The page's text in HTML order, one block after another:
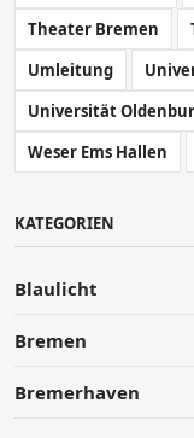
Theater Bremen
Umleitung
Universität
Weser Ems Hallen
KATEGORIEN
Blaulicht
Bremen
Bremerhaven